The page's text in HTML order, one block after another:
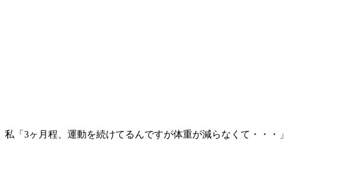
私「3ヶ月程、運動を続けてるんですが体重が減らなくて・・・」